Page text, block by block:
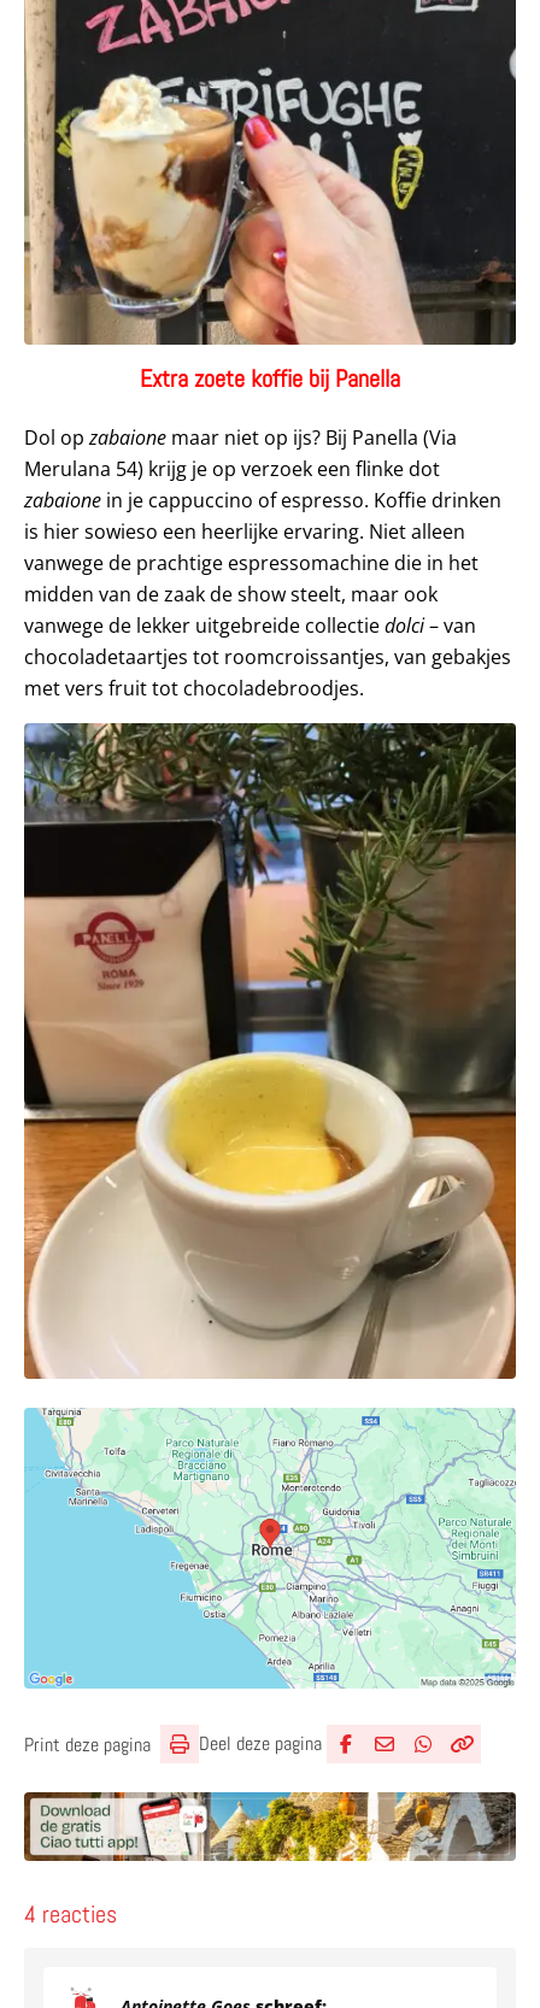
Extra zoete koffie bij Panella
Dol opzabaione maar niet op ijs? Bij Panella (Via
Merulana 54) krijg je op verzoek een flinke dot
zabaione in je cappuccino of espresso. Koffie drinken
is hier sowieso een heerlijke ervaring. Niet alleen
vanwege de prachtige espressomachine die in het
midden van de zaak de show steelt, maar ook
vanwege de lekker uitgebreide collectiedolci– van
chocoladetaartjes tot roomcroissantjes, van gebakjes
met vers fruit tot chocoladebroodjes.
Print deze pagina Deel deze pagina
4 reacties